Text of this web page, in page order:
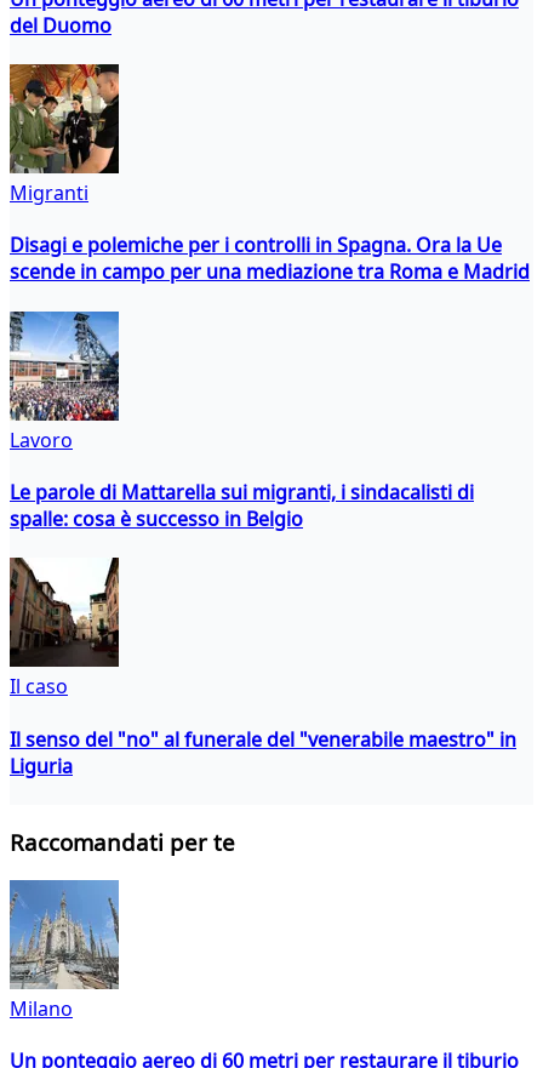
del Duomo
Migranti
Disagi e polemiche per i controlli in Spagna. Ora la Ue
scende in campo per una mediazione tra Roma e Madrid
Lavoro
Le parole di Mattarella sui migranti, i sindacalisti di
spalle: cosa è successo in Belgio
Il caso
Il senso del "no" al funerale del "venerabile maestro" in
Liguria
Raccomandati per te
Milano
Un ponteggio aereo di 60 metri per restaurare il tiburio